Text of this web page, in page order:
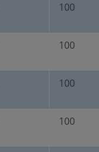
100
100
100
100